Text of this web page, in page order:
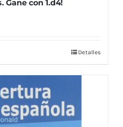
Gane con 1.d4!
Detalles